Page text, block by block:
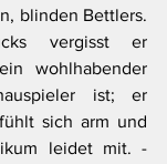
blinden Bettlers.
wohlhabender
ist; er
sich arm und
leidet mit. -